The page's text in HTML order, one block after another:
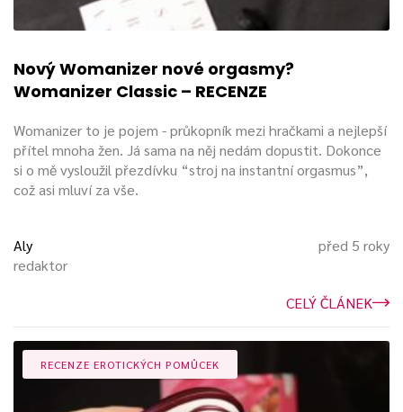
Nový Womanizer nové orgasmy?
Womanizer Classic – RECENZE
Womanizer to je pojem - průkopník mezi hračkami a nejlepší
přítel mnoha žen. Já sama na něj nedám dopustit. Dokonce
si o mě vysloužil přezdívku “stroj na instantní orgasmus”,
což asi mluví za vše.
Aly
redaktor
před 5 roky
CELÝ ČLÁNEK
RECENZE EROTICKÝCH POMŮCEK